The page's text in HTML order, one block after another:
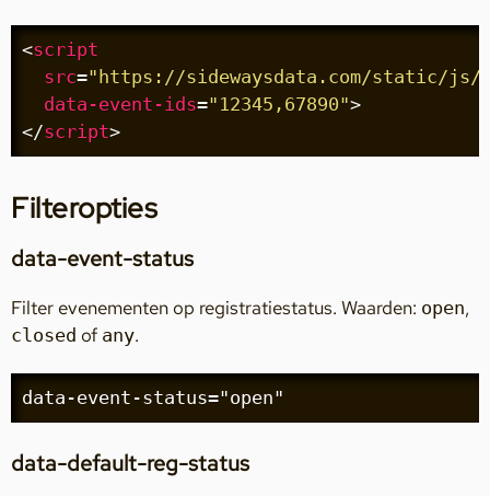
<script
src="https://sidewaysdata.com/static/js/
data-event-ids="12345,67890">
</script>
Filteropties
data-event-status
Filter evenementen op registratiestatus. Waarden: open,
closed of any.
data-event-status="open"
data-default-reg-status